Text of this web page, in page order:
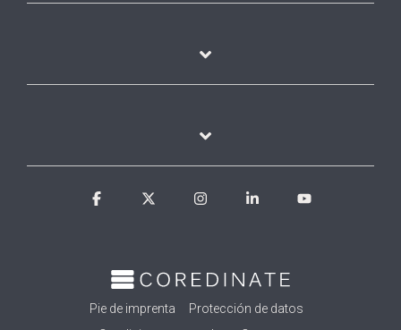
Pie de imprenta
Protección de datos
Facebook InstagramLinkedin